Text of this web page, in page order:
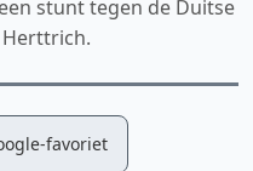
stunt tegen de Duitse
favoriet